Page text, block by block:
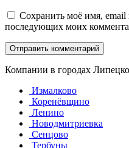
Сохранить моё имя, email
последующих моих
Компании в городах
Измалково
Коренёвщино
Ленино
Новодмитриевка
Сенцово
Тербуны